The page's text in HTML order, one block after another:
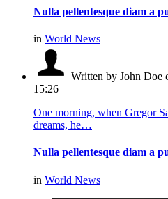
Nulla pellentesque diam a
in World News
Written by John Doe
15:26
One morning, when Gregor
dreams, he…
Nulla pellentesque diam a
in World News